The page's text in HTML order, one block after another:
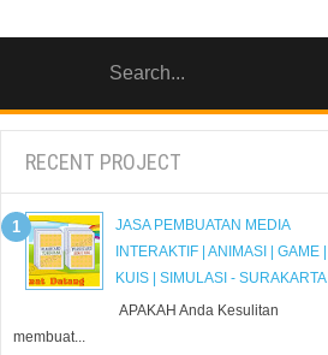
RECENT PROJECT
JASA PEMBUATAN MEDIA
INTERAKTIF | ANIMASI | GAME |
KUIS | SIMULASI - SURAKARTA
APAKAH Anda Kesulitan
membuat...